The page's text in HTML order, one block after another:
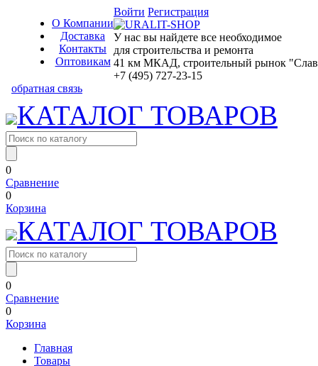
О Компании
Доставка
Контакты
Оптовикам
Войти Регистрация
У нас вы найдете все необходимое
для строительства и ремонта
41 км МКАД, строительный рынок
+7 (495) 727-23-15
обратная связь
КАТАЛОГ ТОВАРОВ
0
Сравнение
0
Корзина
КАТАЛОГ ТОВАРОВ
0
Сравнение
0
Корзина
Главная
Товары